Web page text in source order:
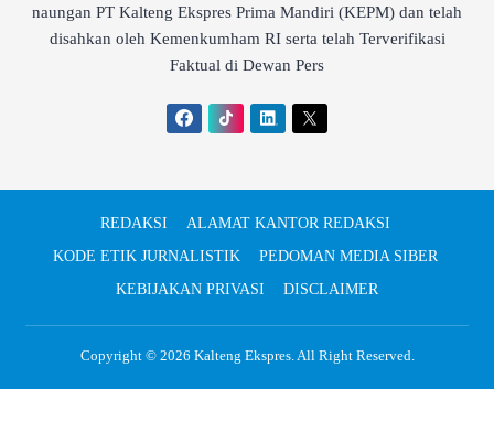
naungan PT Kalteng Ekspres Prima Mandiri (KEPM) dan telah
disahkan oleh Kemenkumham RI serta telah Terverifikasi
Faktual di Dewan Pers
REDAKSI
ALAMAT KANTOR REDAKSI
KODE ETIK JURNALISTIK
PEDOMAN MEDIA SIBER
KEBIJAKAN PRIVASI
DISCLAIMER
Copyright © 2026 Kalteng Ekspres. All Right Reserved.